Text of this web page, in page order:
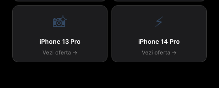
📸
iPhone 13 Pro
Vezi oferta →
⚡
iPhone 14 Pro
Vezi oferta →